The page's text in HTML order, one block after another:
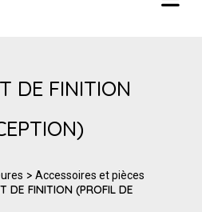
DE FINITION
> Accessoires et pièces
DE FINITION (PROFIL DE